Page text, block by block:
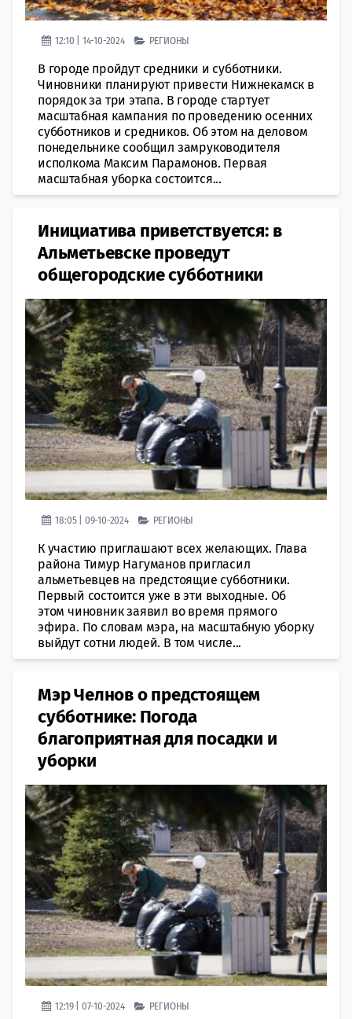
12:10 | 14-10-2024 РЕГИОНЫ
В городе пройдут средники и субботники.
Чиновники планируют привести Нижнекамск в
порядок за три этапа. В городе стартует
масштабная кампания по проведению осенних
субботников и средников. Об этом на деловом
понедельнике сообщил замруководителя
исполкома Максим Парамонов. Первая
масштабная уборка состоится...
Инициатива приветствуется: в
Альметьевске проведут
общегородские субботники
18:05 | 09-10-2024 РЕГИОНЫ
К участию приглашают всех желающих. Глава
района Тимур Нагуманов пригласил
альметьевцев на предстоящие субботники.
Первый состоится уже в эти выходные. Об
этом чиновник заявил во время прямого
эфира. По словам мэра, на масштабную уборку
выйдут сотни людей. В том числе...
Мэр Челнов о предстоящем
субботнике: Погода
благоприятная для посадки и
уборки
12:19 | 07-10-2024 РЕГИОНЫ